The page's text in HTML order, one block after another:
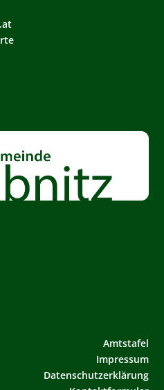
Amtstafel
Impressum
Datenschutzerklärung